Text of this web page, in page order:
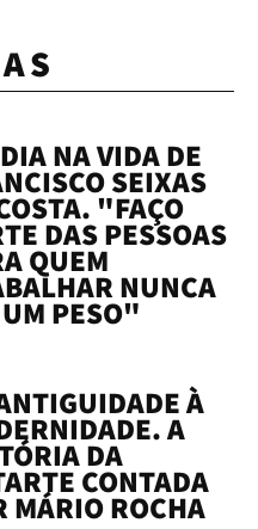
NA VIDA DE
SEIXAS
"FAÇO
DAS PESSOAS
QUEM
NUNCA
PESO"
À
A
DA
CONTADA
MÁRIO ROCHA